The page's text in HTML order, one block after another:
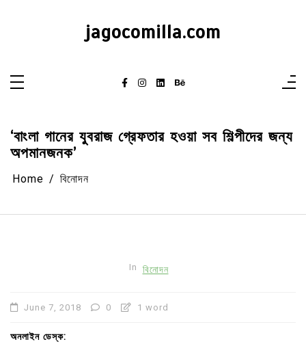
jagocomilla.com
‘বাংলা গানের যুবরাজ গ্রেফতার হওয়া সব শিল্পীদের জন্য
অপমানজনক’
Home বিনোদন
In বিনোদন
June 7, 2018 0 1 word
অনলাইন ডেস্ক: